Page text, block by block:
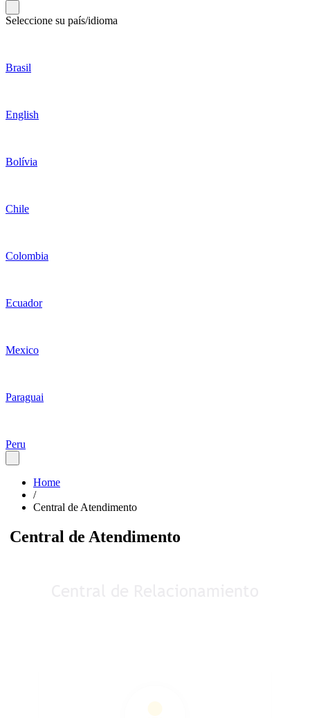
Seleccione su país/idioma
Brasil
English
Bolívia
Chile
Colombia
Ecuador
Mexico
Paraguai
Peru
Home
/
Central de Atendimento
Central de Atendimento